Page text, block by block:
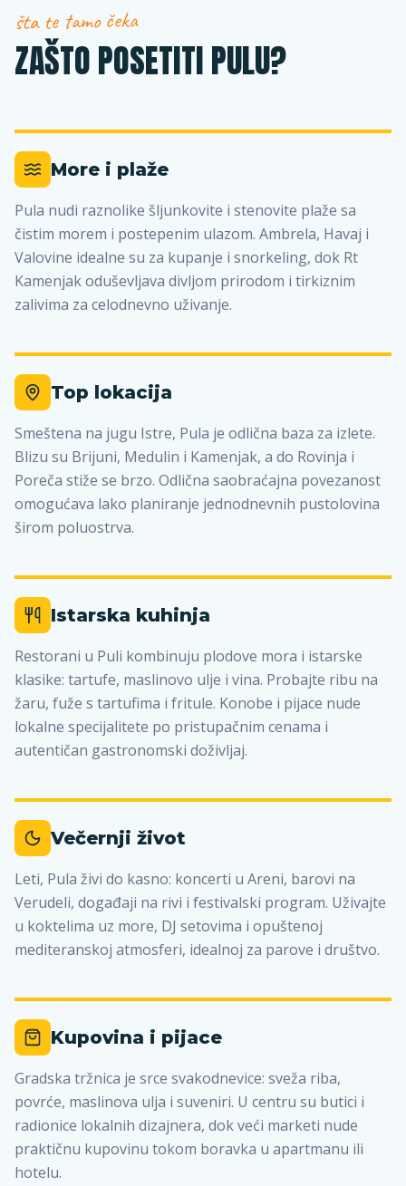
šta te tamo čeka
ZAŠTO POSETITI PULU?
More i plaže
Pula nudi raznolike šljunkovite i stenovite plaže sa
čistim morem i postepenim ulazom. Ambrela, Havaj i
Valovine idealne su za kupanje i snorkeling, dok Rt
Kamenjak oduševljava divljom prirodom i tirkiznim
zalivima za celodnevno uživanje.
Top lokacija
Smeštena na jugu Istre, Pula je odlična baza za izlete.
Blizu su Brijuni, Medulin i Kamenjak, a do Rovinja i
Poreča stiže se brzo. Odlična saobraćajna povezanost
omogućava lako planiranje jednodnevnih pustolovina
širom poluostrva.
Istarska kuhinja
Restorani u Puli kombinuju plodove mora i istarske
klasike: tartufe, maslinovo ulje i vina. Probajte ribu na
žaru, fuže s tartufima i fritule. Konobe i pijace nude
lokalne specijalitete po pristupačnim cenama i
autentičan gastronomski doživljaj.
Večernji život
Leti, Pula živi do kasno: koncerti u Areni, barovi na
Verudeli, događaji na rivi i festivalski program. Uživajte
u koktelima uz more, DJ setovima i opuštenoj
mediteranskoj atmosferi, idealnoj za parove i društvo.
Kupovina i pijace
Gradska tržnica je srce svakodnevice: sveža riba,
povrće, maslinova ulja i suveniri. U centru su butici i
radionice lokalnih dizajnera, dok veći marketi nude
praktičnu kupovinu tokom boravka u apartmanu ili
hotelu.